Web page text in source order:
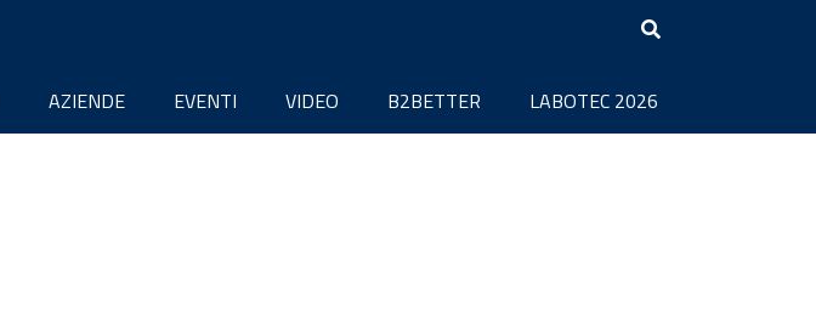
AZIENDE EVENTI VIDEO B2BETTER LABOTEC 2026